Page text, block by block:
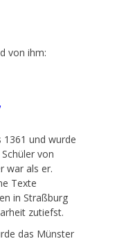
von ihm:
1361 und wurde
von
war als er.
Texte
in Straßburg
zutiefst.
das Münster